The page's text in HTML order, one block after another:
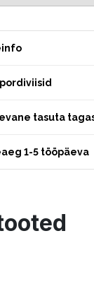
tasuta
1-5 tööpäeva